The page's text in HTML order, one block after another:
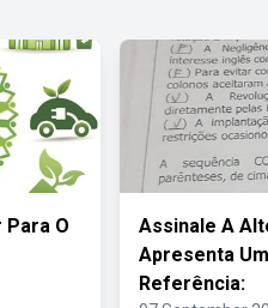
O
Assinale A
Apresenta
Referência: